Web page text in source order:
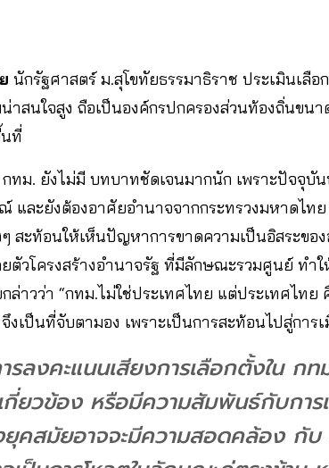
นักรัฐศาสตร์ ม.สุโขทัยธรรมาธิราช ประเมินเลื
าสนใจสูง ถือเป็นองค์กรปกครองส่วนท้องถิ่นขน
ที่
ทม. ยังไม่มี บทบาทชัดเจนมากนัก เพราะปัจจุบั
และยังต้องอาศัยอำนาจจากกระทรวงมหาดไ
ๆ สะท้อนให้เห็นปัญหาการขาดความเป็นอิสระข
ยตัวโครงสร้างอำนาจรัฐ ที่มีลักษณะรวมศูนย์ ทำ
ล่าวว่า “กทม.ไม่ใช่ประเทศไทย แต่ประเทศไทย
งเป็นที่จับตามอง เพราะเป็นการสะท้อนไปสู่การ
การลงคะแนนเสียงการเลือกตั้งใน
กี่ยวข้อง หรือมีความสัมพันธ์กับการ
คสมัยอาจจะมีความสอดคล้อง กับ